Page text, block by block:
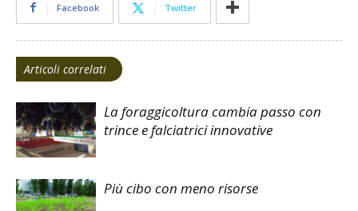
Facebook Twitter
Articoli correlati
La foraggicoltura cambia passo con
trince e falciatrici innovative
Più cibo con meno risorse